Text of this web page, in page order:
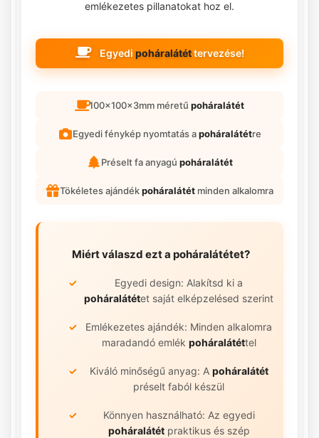
emlékezetes pillanatokat hoz el.
Egyedi poháralátéttervezése!
100x100x3mm méretű poháralátét
Egyedi fénykép nyomtatás apoháralátétre
Préselt fa anyagú poháralátét
Tökéletes ajándékpoháralátét minden alkalomra
Miért válaszd ezt a poháralátétet?
Egyedi design: Alakítsd ki a
poháralátétet saját elképzelésed szerint
Emlékezetes ajándék: Minden alkalomra
maradandó emlék poháralátéttel
Kiváló minőségű anyag: A poháralátét
préselt faból készül
Könnyen használható: Az egyedi
poháralátétpraktikus és szép